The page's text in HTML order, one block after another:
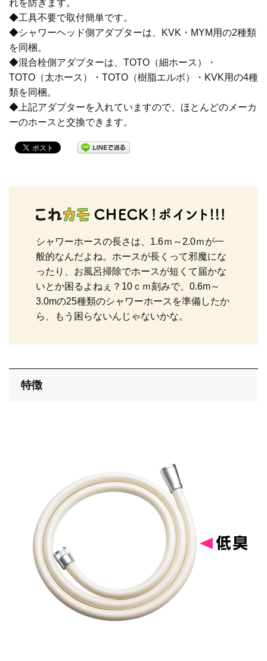
れを防ぎます。
◆工具不要で取付簡単です。
◆シャワーヘッド側アダプターは、KVK・MYM用の2種類
を同梱。
◆混合栓側アダプターは、TOTO（細ホース）・
TOTO（太ホース）・TOTO（樹脂エルボ）・KVK用の4種
類を同梱。
◆上記アダプターを入れていますので、ほとんどのメーカ
ーのホースと交換できます。
シャワーホースの長さは、1.6ｍ～2.0ｍが一
般的なんだよね。ホースが長くって邪魔にな
ったり、お風呂掃除でホースが短くて届かな
いとか困るよねぇ？10ｃｍ刻みで、0.6m～
3.0mの25種類のシャワーホースを準備したか
ら、もう困らないんじゃないかな。
特徴
水栓部品
止水栓
配管用品
洗面・手洗い
トイレ
バス
キッチン